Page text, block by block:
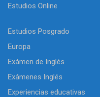
Estudios Online
Estudios Posgrado
Europa
Exámen de Inglés
Exámenes Inglés
Experiencias educativas